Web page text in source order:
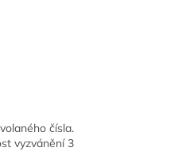
čísla.
vyzvánění 3